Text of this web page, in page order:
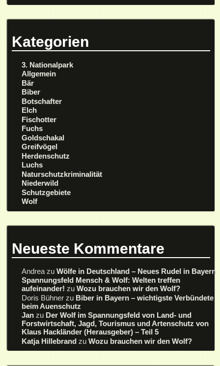
Kategorien
3. Nationalpark
Allgemein
Bär
Biber
Botschafter
Elch
Fischotter
Fuchs
Goldschakal
Greifvögel
Herdenschutz
Luchs
Naturschutzkriminalität
Niederwild
Schutzgebiete
Wolf
Neueste Kommentare
Andrea zuWölfe in Deutschland – Neues Rudel in Bayern
Spannungsfeld Mensch & Wolf: Welten treffen
aufeinander! zuWozu brauchen wir den Wolf?
Doris Bühner zu Biber in Bayern – wichtigste Verbündete
beim Auenschutz
Jan zu Der Wolf im Spannungsfeld von Land- und
Forstwirtschaft, Jagd, Tourismus und Artenschutz von
Klaus Hackländer (Herausgeber) – Teil 5
Katja Hillebrand zuWozu brauchen wir den Wolf?